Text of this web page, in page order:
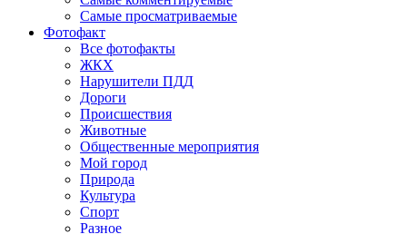
Самые просматриваемые
Фотофакт
Все фотофакты
ЖКХ
Нарушители ПДД
Дороги
Происшествия
Животные
Общественные мероприятия
Мой город
Природа
Культура
Спорт
Разное